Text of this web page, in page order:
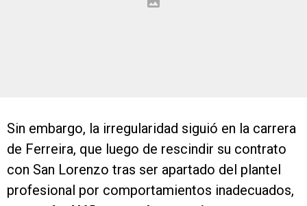
Sin embargo, la irregularidad siguió en la carrera
de Ferreira, que luego de rescindir su contrato
con San Lorenzo tras ser apartado del plantel
profesional por comportamientos inadecuados,